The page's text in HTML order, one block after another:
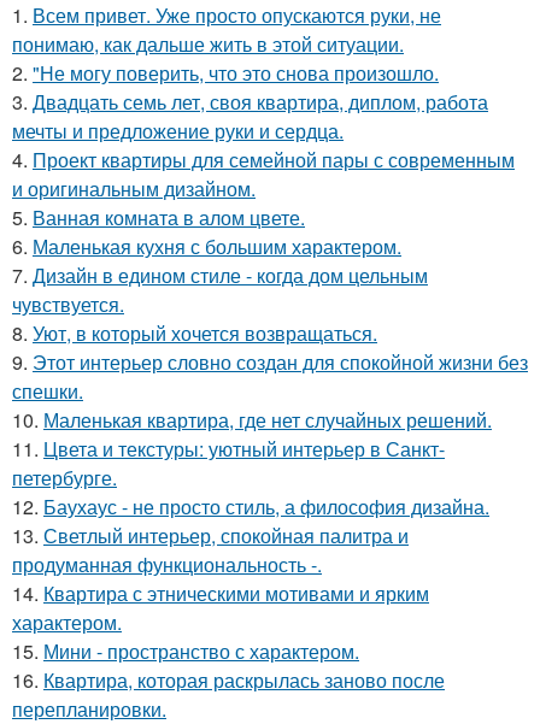
1. Всем привет. Уже просто опускаются руки, не
понимаю, как дальше жить в этой ситуации.
2. "Не могу поверить, что это снова произошло.
3. Двадцать семь лет, своя квартира, диплом, работа
мечты и предложение руки и сердца.
4. Проект квартиры для семейной пары с современным
и оригинальным дизайном.
5. Ванная комната в алом цвете.
6. Маленькая кухня с большим характером.
7. Дизайн в едином стиле - когда дом цельным
чувствуется.
8. Уют, в который хочется возвращаться.
9. Этот интерьер словно создан для спокойной жизни без
спешки.
10. Маленькая квартира, где нет случайных решений.
11. Цвета и текстуры: уютный интерьер в Санкт-
петербурге.
12. Баухаус - не просто стиль, а философия дизайна.
13. Светлый интерьер, спокойная палитра и
продуманная функциональность -.
14. Квартира с этническими мотивами и ярким
характером.
15. Мини - пространство с характером.
16. Квартира, которая раскрылась заново после
перепланировки.